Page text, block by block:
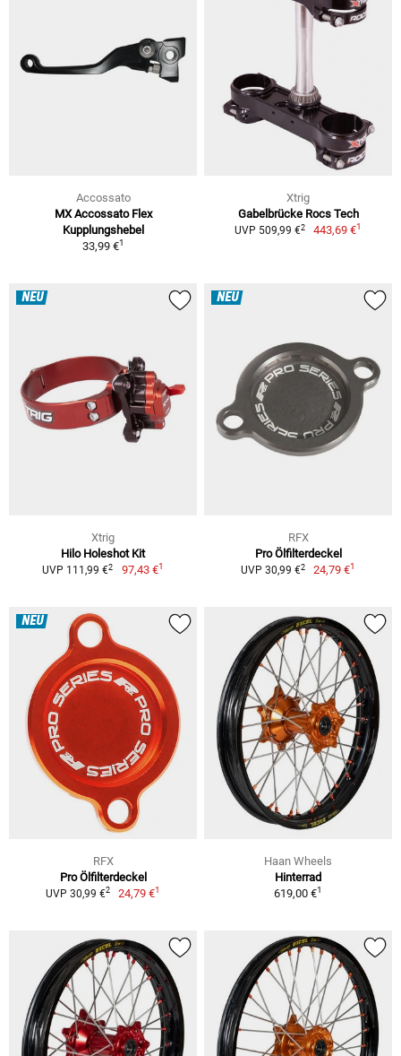
Accossato
MX Accossato Flex
Kupplungshebel
33,99 €1
Xtrig
Gabelbrücke Rocs Tech
UVP 509,99 €2 443,69 €1
NEU
Xtrig
Hilo Holeshot Kit
UVP 111,99 €2 97,43 €1
NEU
RFX
Pro Ölfilterdeckel
UVP 30,99 €2 24,79 €1
NEU
RFX
Pro Ölfilterdeckel
UVP 30,99 €2 24,79 €1
Haan Wheels
Hinterrad
619,00 €1